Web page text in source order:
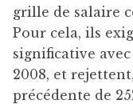
grille de salaire
Pour cela, ils
significative
2008, et
précédente de